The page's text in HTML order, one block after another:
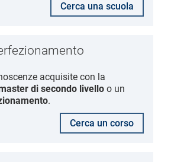
Cerca una scuola
acquisite con la
di secondo livello o un
.
Cerca un corso